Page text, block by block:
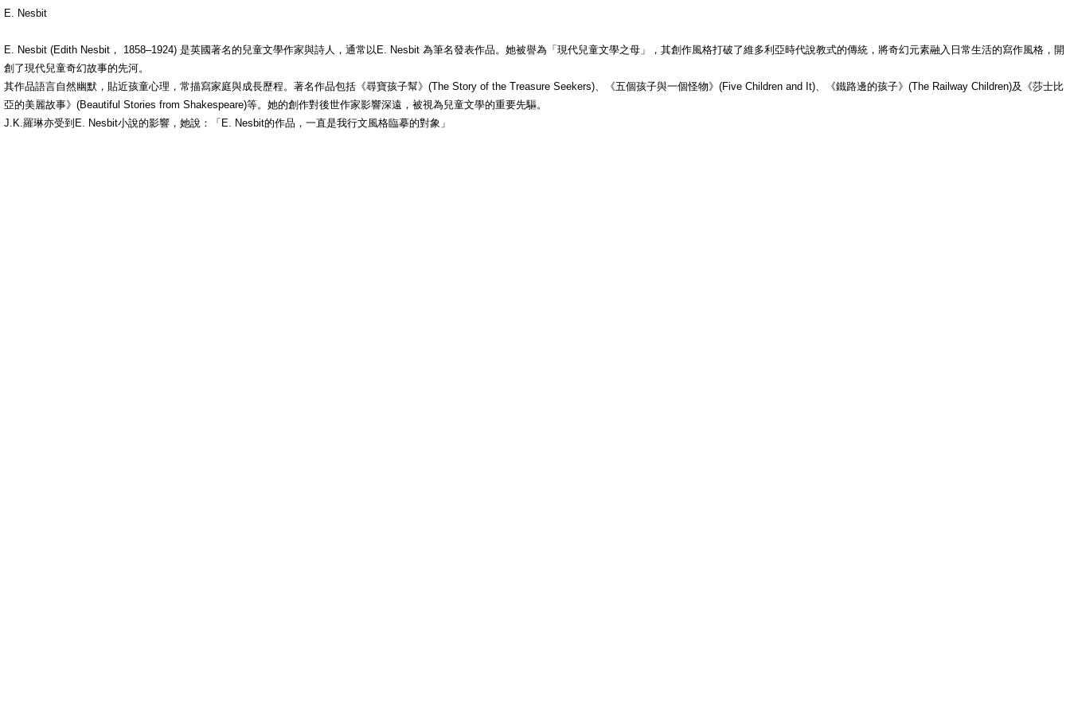
E. Nesbit
E. Nesbit (Edith Nesbit， 1858–1924) 是英國著名的兒童文學作家與詩人，通常以E. Nesbit 為筆名發表作品。她被譽為「現代兒童文學之母」，其創作風格打破了維多利亞時代說教式的傳統，將奇幻元素融入日常生活的寫作風格，開
創了現代兒童奇幻故事的先河。
其作品語言自然幽默，貼近孩童心理，常描寫家庭與成長歷程。著名作品包括《尋寶孩子幫》(The Story of the Treasure Seekers)、《五個孩子與一個怪物》(Five Children and It)、《鐵路邊的孩子》(The Railway Children)及《莎士比
亞的美麗故事》(Beautiful Stories from Shakespeare)等。她的創作對後世作家影響深遠，被視為兒童文學的重要先驅。
J.K.羅琳亦受到E. Nesbit小說的影響，她說：「E. Nesbit的作品，一直是我行文風格臨摹的對象」